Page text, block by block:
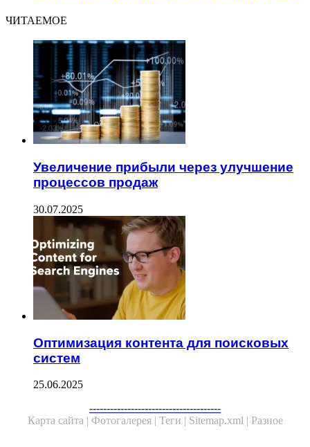
ЧИТАЕМОЕ
Увеличение прибыли через улучшение
процессов продаж
30.07.2025
Оптимизация контента для поисковых
систем
25.06.2025
--------------------------------------
Карта сайта | Фотогалерея | Теги | Sitemap.xml | Разное